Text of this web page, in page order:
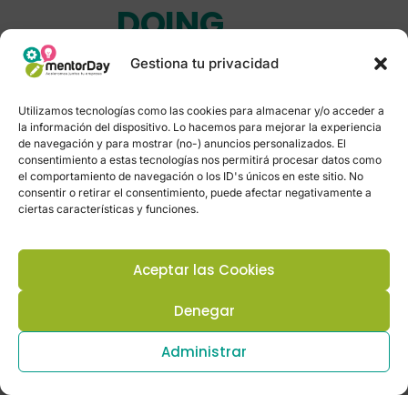
Gestiona tu privacidad
Utilizamos tecnologías como las cookies para almacenar y/o acceder a
la información del dispositivo. Lo hacemos para mejorar la experiencia
de navegación y para mostrar (no-) anuncios personalizados. El
consentimiento a estas tecnologías nos permitirá procesar datos como
el comportamiento de navegación o los ID's únicos en este sitio. No
consentir o retirar el consentimiento, puede afectar negativamente a
ciertas características y funciones.
Aceptar las Cookies
Denegar
Administrar
DOING
BUSINESS,
INVEST IN
TANZANIA.
AGENTES DEL ECOSISTEMA
STARTUPS TANZANIA